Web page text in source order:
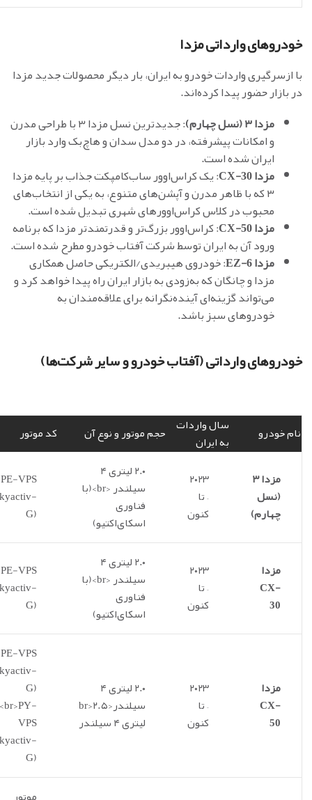
خودروهای وارداتی مزدا
با ازسرگیری واردات خودرو به ایران، بار دیگر محصولات جدید مزدا
در بازار حضور پیدا کرده‌اند.
مزدا ۳ (نسل چهارم)
: جدیدترین نسل مزدا ۳ با طراحی مدرن
و امکانات پیشرفته، در دو مدل سدان و هاچ‌بک وارد بازار
ایران شده است.
مزدا CX-30 : یک کراس‌اوور ساب‌کامپکت جذاب بر پایه مزدا
۳ که با ظاهر مدرن و آپشن‌های متنوع، به یکی از انتخاب‌های
محبوب در کلاس کراس‌اوورهای شهری تبدیل شده است.
مزدا CX-50 : کراس‌اوور بزرگ‌تر و قدرتمندتر مزدا که برنامه
ورود آن به ایران توسط شرکت آفتاب خودرو مطرح شده است.
مزدا EZ-6 : خودروی هیبریدی/الکتریکی حاصل همکاری
مزدا و چانگان که به‌زودی به بازار ایران راه پیدا خواهد کرد و
می‌تواند گزینه‌ای آینده‌نگرانه برای علاقه‌مندان به
خودروهای سبز باشد.
خودروهای وارداتی (آفتاب خودرو و سایر شرکت‌ها)
نام خودرو
سال واردات
به ایران
حجم موتور و نوع آن کد موتور
مزدا ۳
(نسل
چهارم)
۲۰۲۳
– تا
کنون
۲.۰ لیتری ۴
سیلندر <br>(با
فناوری
اسکای‌اکتیو)
PE-VPS
G)
مزدا
CX-
30
۲۰۲۳
– تا
کنون
۲.۰ لیتری ۴
سیلندر <br>(با
فناوری
اسکای‌اکتیو)
PE-VPS
G)
مزدا
CX-
50
۲۰۲۳
– تا
کنون
۲.۰ لیتری ۴
سیلندر<br>۲.۵
لیتری ۴ سیلندر
PE-VPS
G)
VPS
G)